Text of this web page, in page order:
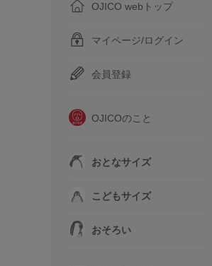
OJICO webトップ
マイページ/ログイン
会員登録
OJICOのこと
おとなサイズ
こどもサイズ
おそろい